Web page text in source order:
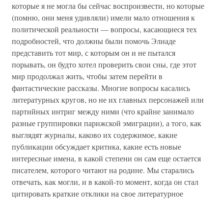
которые я не могла бы сейчас воспроизвести, но которые
(помню, они меня удивляли) имели мало отношения к
политической реальности — вопросы, касающиеся тех
подробностей, что должны были помочь Элиаде
представить тот мир, с которым он и не пытался
порывать, он будто хотел проверить свои сны, где этот
мир продолжал жить, чтобы затем перейти в
фантастические рассказы. Многие вопросы касались
литературных кругов, но не их главных персонажей или
партийных интриг между ними (что крайне занимало
разные группировки парижской эмиграции), а того, как
выглядят журналы, каково их содержимое, какие
публикации обсуждает критика, какие есть новые
интересные имена, в какой степени он сам еще остается
писателем, которого читают на родине. Мы старались
отвечать, как могли, и в какой-то момент, когда он стал
цитировать краткие отклики на свое литературное